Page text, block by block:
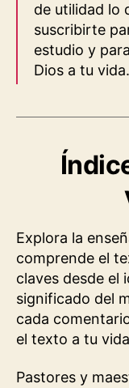
de utilidad lo
suscribirte
estudio y
Dios a tu vida.
Explora la
comprende el
claves desde el
significado del
cada
el texto a tu
Pastores y